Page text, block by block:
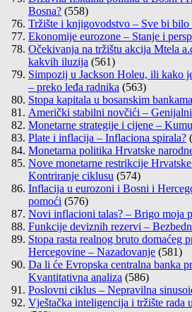
Bosna? (558)
Tržište i knjigovodstvo – Sve bi bilo
Ekonomije eurozone – Stanje i
Očekivanja na tržištu akcija Mtela
kakvih iluzija (561)
Simpozij u Jackson Holeu, ili kako
– preko leđa radnika (563)
Stopa kapitala u bosanskim
Američki stabilni novčići –
Monetarne strategije i cijene –
Plate i inflacija – Inflaciona spirala?
Monetarna politika Hrvatske
Nove monetarne restrikcije
Kontriranje ciklusu (574)
Inflacija u eurozoni i Bosni i
pomoći (576)
Novi inflacioni talas? – Brigo moja
Funkcije deviznih rezervi –
Stopa rasta realnog bruto domaćeg
Hercegovine – Nazadovanje (581)
Da li će Evropska centralna banka
Kvantitativna analiza (586)
Poslovni ciklus – Nepravilna
Vještačka inteligencija i tržište rada